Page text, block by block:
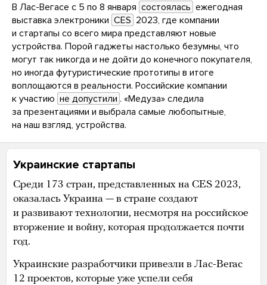
В Лас-Вегасе с 5 по 8 января состоялась ежегодная
выставка электроники CES 2023, где компании
и стартапы со всего мира представляют новые
устройства. Порой гаджеты настолько безумны, что
могут так никогда и не дойти до конечного покупателя,
но иногда футуристические прототипы в итоге
воплощаются в реальности. Российские компании
к участию не допустили . «Медуза» следила
за презентациями и выбрала самые любопытные,
на наш взгляд, устройства.
Украинские стартапы
Среди 173 стран, представленных на CES 2023,
оказалась Украина — в стране создают
и развивают технологии, несмотря на российское
вторжение и войну, которая продолжается почти
год.
Украинские разработчики привезли в Лас-Вегас
12 проектов, которые уже успели себя